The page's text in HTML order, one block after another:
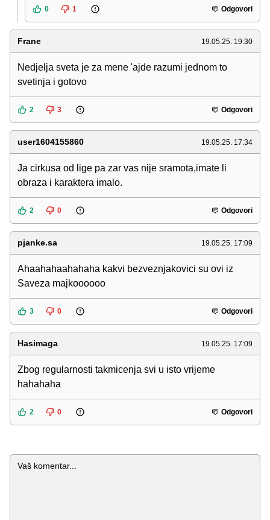
0 1 Odgovori
Frane 19.05.25. 19:30
Nedjelja sveta je za mene 'ajde razumi jednom to
svetinja i gotovo
2 3 Odgovori
user1604155860 19.05.25. 17:34
Ja cirkusa od lige pa zar vas nije sramota,imate li
obraza i karaktera imalo.
2 0 Odgovori
pjanke.sa 19.05.25. 17:09
Ahaahahaahahaha kakvi bezveznjakovici su ovi iz
Saveza majkoooooo
3 0 Odgovori
Hasimaga 19.05.25. 17:09
Zbog regularnosti takmicenja svi u isto vrijeme
hahahaha
2 0 Odgovori
Komentar